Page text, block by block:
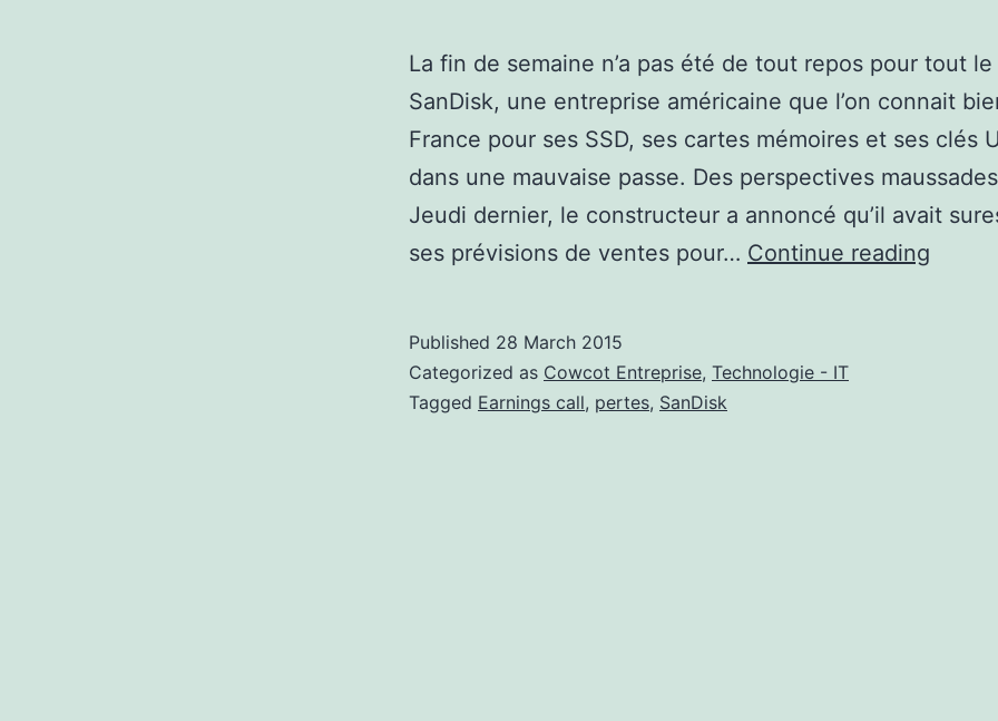
La fin de semaine n’a pas été de tout repos pour tout
SanDisk, une entreprise américaine que l’on connait
France pour ses SSD, ses cartes mémoires et ses clés
dans une mauvaise passe. Des perspectives maussades
Jeudi dernier, le constructeur a annoncé qu’il avait
ses prévisions de ventes pour… Continue reading
Published 28 March 2015
Categorized as Cowcot Entreprise, Technologie - IT
Tagged Earnings call, pertes, SanDisk